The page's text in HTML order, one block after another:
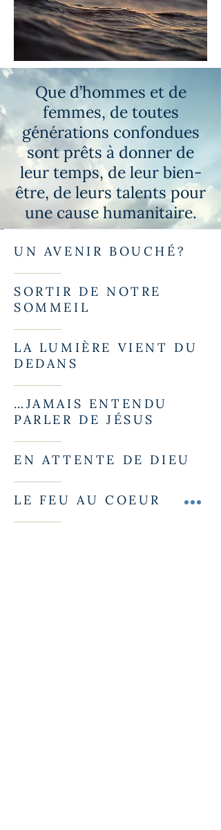
Que d’hommes et de
femmes, de toutes
générations confondues
sont prêts à donner de
leur temps, de leur bien-
être, de leurs talents pour
une cause humanitaire.
UN AVENIR BOUCHÉ?
SORTIR DE NOTRE
SOMMEIL
LA LUMIÈRE VIENT DU
DEDANS
…JAMAIS ENTENDU
PARLER DE JÉSUS
EN ATTENTE DE DIEU
LE FEU AU COEUR